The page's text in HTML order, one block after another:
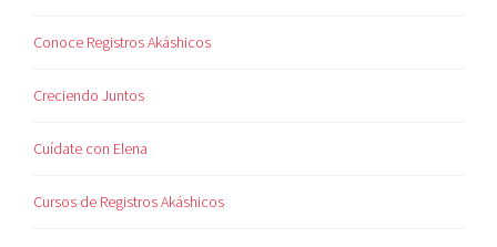
Conoce Registros Akáshicos
Creciendo Juntos
Cuídate con Elena
Cursos de Registros Akáshicos